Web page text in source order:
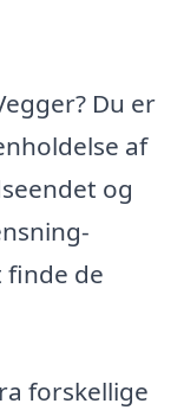
Du er
af
og
de
forskellige